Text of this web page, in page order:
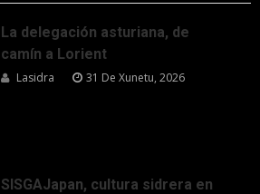
La delegación asturiana, de
camín a Lorient
Lasidra 31 De Xunetu, 2026
SISGAJapan, cultura sidrera en